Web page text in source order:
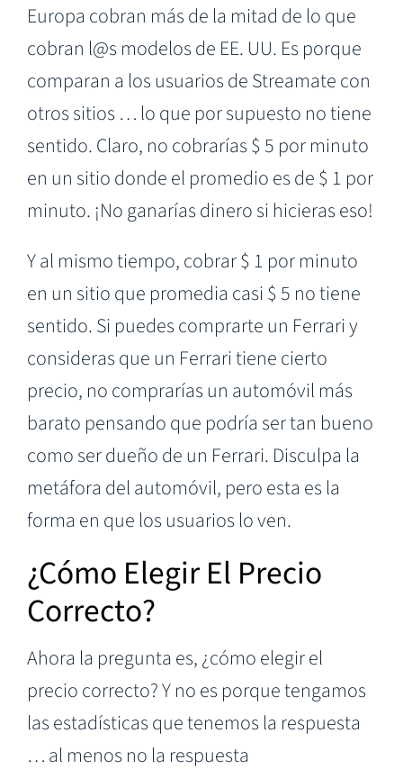
Europa cobran más de la mitad de lo que
cobran l@s modelos de EE. UU. Es porque
comparan a los usuarios de Streamate con
otros sitios … lo que por supuesto no tiene
sentido. Claro, no cobrarías $ 5 por minuto
en un sitio donde el promedio es de $ 1 por
minuto. ¡No ganarías dinero si hicieras eso!
Y al mismo tiempo, cobrar $ 1 por minuto
en un sitio que promedia casi $ 5 no tiene
sentido. Si puedes comprarte un Ferrari y
consideras que un Ferrari tiene cierto
precio, no comprarías un automóvil más
barato pensando que podría ser tan bueno
como ser dueño de un Ferrari. Disculpa la
metáfora del automóvil, pero esta es la
forma en que los usuarios lo ven.
¿Cómo Elegir El Precio
Correcto?
Ahora la pregunta es, ¿cómo elegir el
precio correcto? Y no es porque tengamos
las estadísticas que tenemos la respuesta
… al menos no la respuesta